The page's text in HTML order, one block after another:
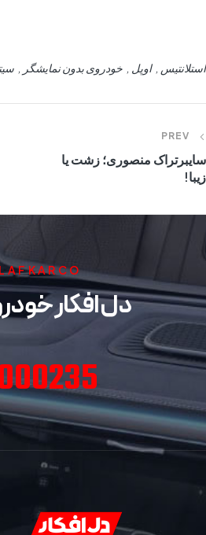
استلانتیس اوپل خودروی بدون نمایشگر
PREV
سایبرتراک منصوری؛ زشت‌ یا
زیبا!
دل افکار